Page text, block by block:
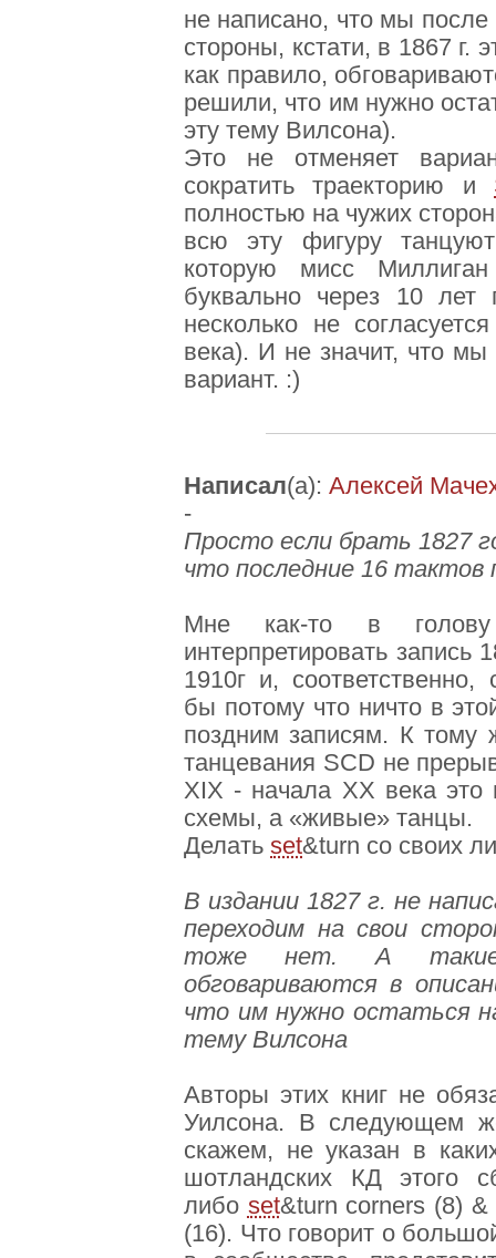
не написано, что мы
стороны, кстати, в 1867 г.
как правило,
решили, что им нужно
эту тему Вилсона).
Это не отменяет
сократить траекторию и
полностью на чужих
всю эту фигуру
которую мисс Миллиган
буквально через 10 лет
несколько не
века). И не значит, что
вариант. :)
Написал(а): Алексей
-
Просто если брать 1827
что последние 16 тактов
Мне как-то в
интерпретировать запись
1910г и,
бы потому что ничто в
поздним записям. К тому
танцевания SCD не
ХІХ - начала ХХ века это
схемы, а «живые» танцы.
Делать set&turn со своих
В издании 1827 г. не
переходим на свои
тоже нет. А такие
обговариваются в
что им нужно остаться
тему Вилсона
Авторы этих книг не
Уилсона. В следующем
скажем, не указан в
шотландских КД этого
либо set&turn corners (8)
(16). Что говорит о